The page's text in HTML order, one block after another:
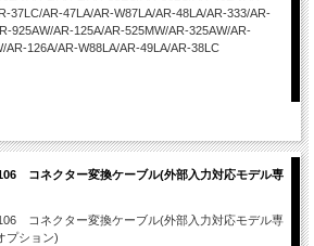
37LC/AR-47LA/AR-W87LA/AR-48LA/AR-333/AR-
925AW/AR-125A/AR-525MW/AR-325AW/AR-
AR-126A/AR-W88LA/AR-49LA/AR-38LC
コネクター変換ケーブル(外部入力対応モデル専
コネクター変換ケーブル(外部入力対応モデル専
プション)